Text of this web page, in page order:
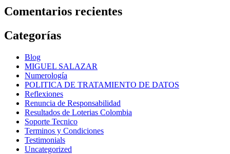
Comentarios recientes
Categorías
Blog
MIGUEL SALAZAR
Numerología
POLITICA DE TRATAMIENTO DE DATOS
Reflexiones
Renuncia de Responsabilidad
Resultados de Loterias Colombia
Soporte Tecnico
Terminos y Condiciones
Testimonials
Uncategorized